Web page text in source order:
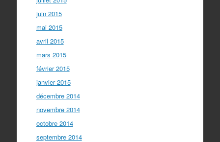
juin 2015
mai 2015
avril 2015
mars 2015
février 2015
janvier 2015
décembre 2014
novembre 2014
octobre 2014
septembre 2014